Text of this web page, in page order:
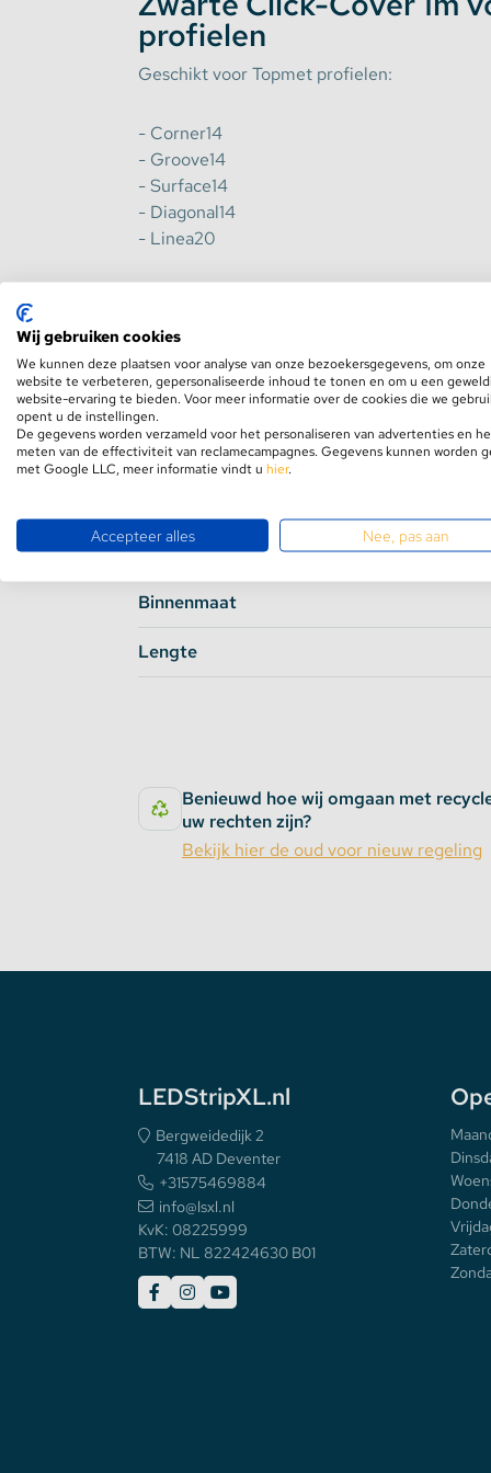
profielen
Geschikt voor Topmet profielen:
- Corner14
- Groove14
- Surface14
- Diagonal14
- Linea20
Specificaties
Materiaal
Breedte
Binnenmaat
Lengte
Benieuwd hoe wij omgaan met
uw rechten zijn?
Bekijk hier de oud voor nieuw regeling
LEDStripXL.nl
Bergweidedijk 2
7418 AD Deventer
+31575469884
info@lsxl.nl
KvK: 08225999
BTW: NL 822424630 B01
Wij gebruiken cookies
We kunnen deze plaatsen voor analyse van onze bezoekersgegevens, om onze
website te verbeteren, gepersonaliseerde inhoud te tonen en om u een
website-ervaring te bieden. Voor meer informatie over de cookies die we
opent u de instellingen.
De gegevens worden verzameld voor het personaliseren van advertenties en
meten van de effectiviteit van reclamecampagnes. Gegevens kunnen worden
met Google LLC, meer informatie vindt u hier.
Accepteer alles Nee, pas aan